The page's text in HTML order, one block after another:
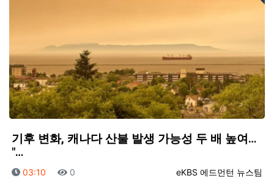
기후 변화, 캐나다 산불 발생 가능성 두 배 높여…
"…
등록자
eKBS 에드먼턴 뉴스팀
등록일
03:10 조회
0